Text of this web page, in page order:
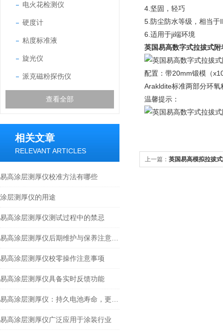
电火花检测仪
硬度计
粘度标准液
旋光仪
派克磁粉探伤仪
查看全部
相关文章
RELEVANT ARTICLES
易高涂层测厚仪校准方法有哪些
涂层测厚仪的用途
易高涂层测厚仪测试过程中的禁忌
易高涂层测厚仪校零操作注意事项
易高涂层测厚仪具备实时反馈功能
易高涂层测厚仪广泛应用于涂装行业
4.坚固，轻巧
5.防尘防水等级，相当于
6.适用于ji端环境
英国易高数字式拉拔式
配置：带20mm锻模（
Arakldite标准两部分环
温馨提示：
上一篇： 英国易高模拟拉拔